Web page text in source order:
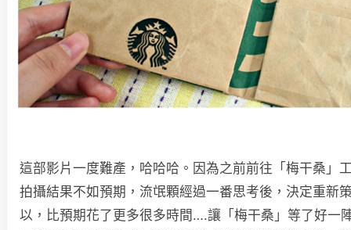
這部影片一度難產，哈哈哈。因為之前前往「梅干桑」
拍攝結果不如預期，流氓顆經過一番思考後，決定重新
以，比預期花了更多很多時間….讓「梅干桑」等了好一